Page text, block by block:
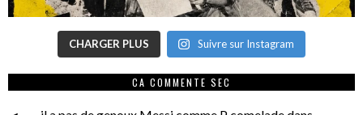
CHARGER PLUS Suivre sur Instagram
CA COMMENTE SEC